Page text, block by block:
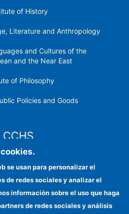
of History
Literature and Anthropology
​​and Cultures of the
and the Near East
of Philosophy
Policies and Goods
CCHS
identity
se usan para personalizar el
de redes sociales y analizar el
información sobre el uso que haga
de redes sociales y análisis